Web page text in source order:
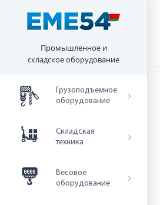
Промышленное и
складское оборудование
Грузоподъемное
оборудование
Складская
техника
Весовое
оборудование